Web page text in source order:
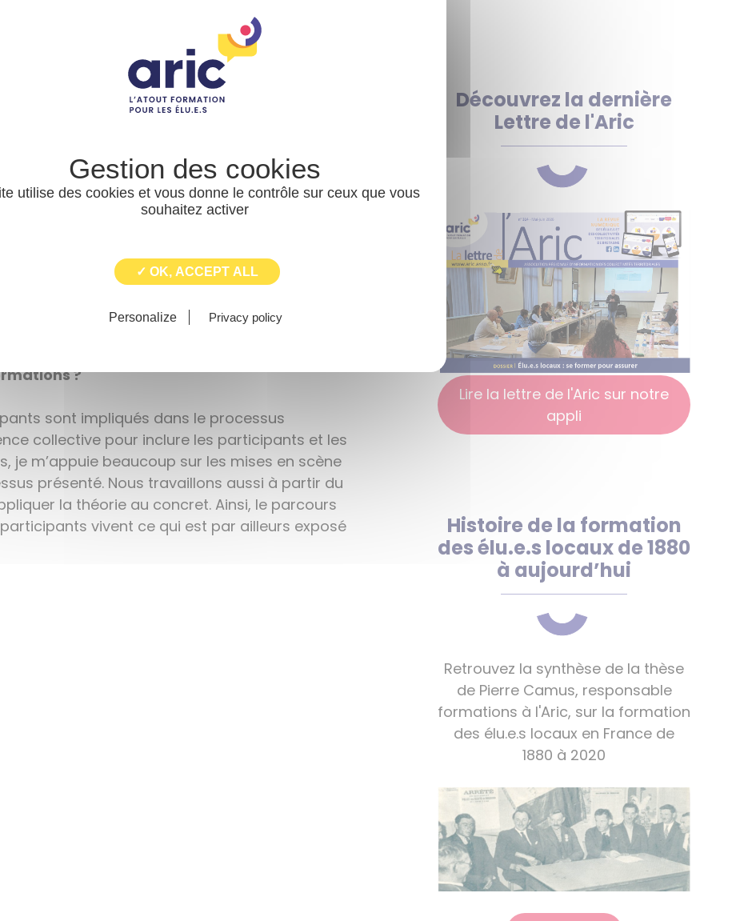
une date de formation m’a mis en contact
ainsi que notre collaboration a débuté.
?
et les dépasser». Cette formation s’adresse
et qui sont amenés à vivre des tensions dans
est d’apprendre à voir les tensions
soi et les autres. Si je me sens en colère suite
dit de moi ? Quel besoin en moi je n’ai pas
à autrui sans projeter sur lui ma colère ?
permet d’appréhender les relations avec
mes relations avec autrui.
?
sont impliqués dans le processus
collective pour inclure les participants et les
je m’appuie beaucoup sur les mises en scène
présenté. Nous travaillons aussi à partir du
la théorie au concret. Ainsi, le parcours
vivent ce qui est par ailleurs exposé
Découvrez la dernière
Lettre de l'Aric
Lire la lettre de l'Aric sur notre
appli
Histoire de la formation
des élu.e.s locaux de 1880
à aujourd’hui
Retrouvez la synthèse de la thèse
de Pierre Camus, responsable
formations à l'Aric, sur la formation
des élu.e.s locaux en France de
1880 à 2020
utilise des cookies et vous donne le contrôle sur ceux que vous
souhaitez activer
✓ OK, ACCEPT ALL
Personalize Privacy policy